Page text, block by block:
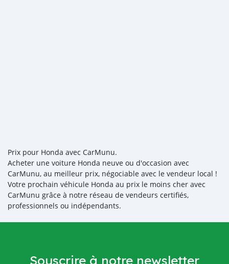
Prix pour Honda avec CarMunu.
Acheter une voiture Honda neuve ou d'occasion avec
CarMunu, au meilleur prix, négociable avec le vendeur local !
Votre prochain véhicule Honda au prix le moins cher avec
CarMunu grâce à notre réseau de vendeurs certifiés,
professionnels ou indépendants.
Souscrire à notre newsletter